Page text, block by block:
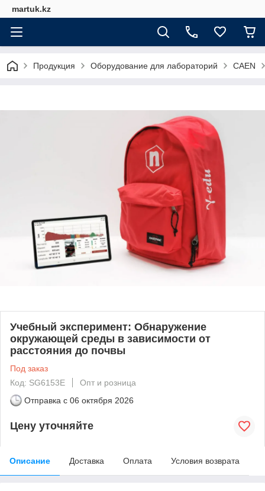
martuk.kz
Продукция Оборудование для лабораторий CAEN
Учебный эксперимент: Обнаружение
окружающей среды в зависимости от
расстояния до почвы
Под заказ
Код: SG6153E
Опт и розница
Отправка с 06 октября 2026
Цену уточняйте
Описание Доставка Оплата Условия возврата